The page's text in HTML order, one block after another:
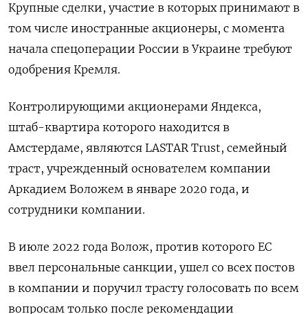
Крупные сделки, участие в которых принимают в
том числе иностранные акционеры, с момента
начала спецоперации России в Украине требуют
одобрения Кремля.
Контролирующими акционерами Яндекса,
штаб-квартира которого находится в
Амстердаме, являются LASTAR Trust, семейный
траст, учрежденный основателем компании
Аркадием Воложем в январе 2020 года, и
сотрудники компании.
В июле 2022 года Волож, против которого ЕС
ввел персональные санкции, ушел со всех постов
в компании и поручил трасту голосовать по всем
вопросам только после рекомендации